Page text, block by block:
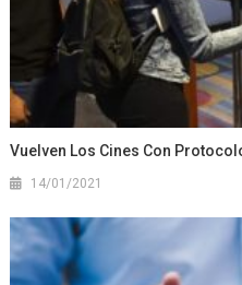
Vuelven Los Cines Con
14/01/2021